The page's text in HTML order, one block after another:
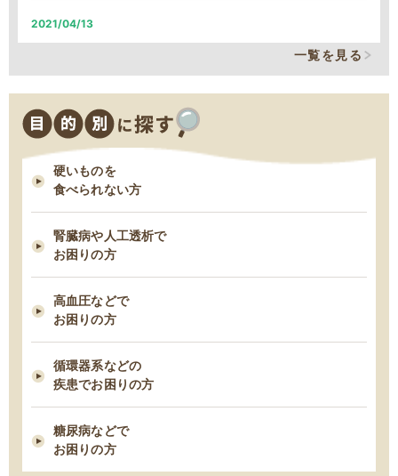
2025/12/09
2025/11/18
11/18 臨時休業のお知らせ
2021/04/13
2021/03/29
減塩表示の落とし穴！その表示、本当に減塩？
2021/03/24
脂質制限中にお勧め！低脂肪・高タンパクな“魚”６つ
2021/03/03
早期の脂肪肝は改善できる！すぐ始めるべき５つの食事管理
2021/02/23
ー
糖尿病性腎症を進行させないための食事療法
一覧を見る
硬いものを
食べられない方
腎臓病や人工透析で
お困りの方
高血圧などで
お困りの方
循環器系などの
疾患でお困りの方
糖尿病などで
お困りの方